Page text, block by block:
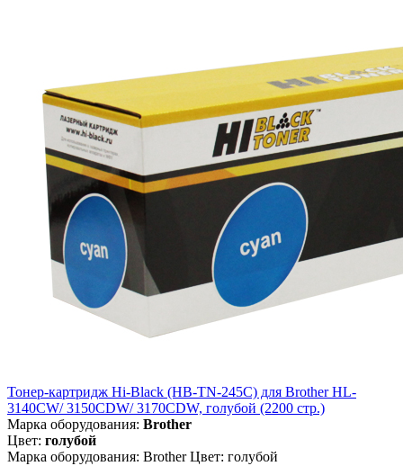
Тонер-картридж Hi-Black (HB-TN-245C) для Brother HL-
3140CW/ 3150CDW/ 3170CDW, голубой (2200 стр.)
Марка оборудования: Brother
Цвет: голубой
Марка оборудования: Brother Цвет: голубой